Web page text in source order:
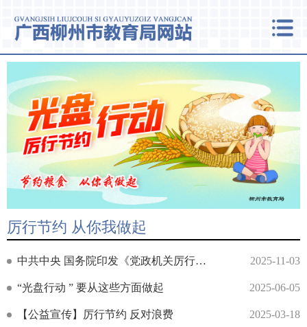
厉行节约 从你我做起
中共中央 国务院印发《党政机关厉行节约反对浪费条例》 2025-11-03
“光盘行动 ” 要从这些方面做起 2025-06-05
【公益宣传】厉行节约 反对浪费 2025-03-18